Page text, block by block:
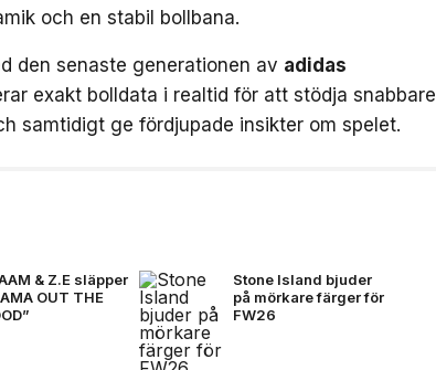
och en stabil bollbana.
den senaste generationen av adidas
exakt bolldata i realtid för att stödja snabbare
samtidigt ge fördjupade insikter om spelet.
& Z.E släpper
OUT THE
Stone Island bjuder
på mörkare färger för
FW26